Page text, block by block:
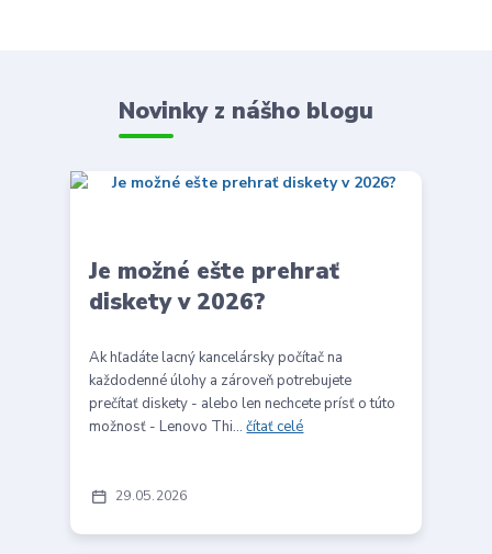
Novinky z nášho blogu
29 05 2026
Je možné ešte prehrať
diskety v 2026?
Ak hľadáte lacný kancelársky počítač na
každodenné úlohy a zároveň potrebujete
prečítať diskety - alebo len nechcete prísť o túto
možnosť - Lenovo Thi...čítať celé